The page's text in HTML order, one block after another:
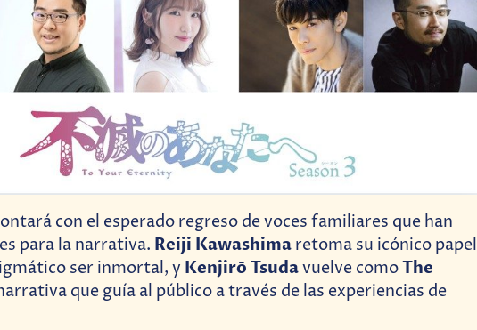
con el esperado regreso de voces familiares que han
para la narrativa. Reiji Kawashima retoma su icónico papel
ser inmortal, y Kenjirō Tsudavuelve comoThe
que guía al público a través de las experiencias de